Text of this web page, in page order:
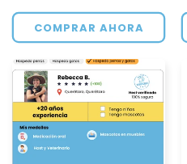
oferta
COMPRAR AHORA